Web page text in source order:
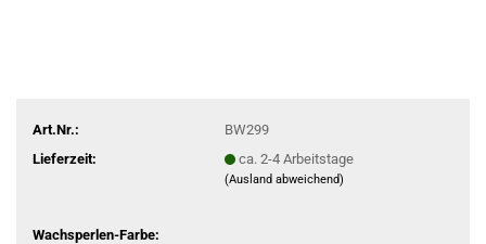
Art.Nr.:
BW299
Lieferzeit:
ca. 2-4 Arbeitstage
(Ausland abweichend)
Wachsperlen-Farbe: